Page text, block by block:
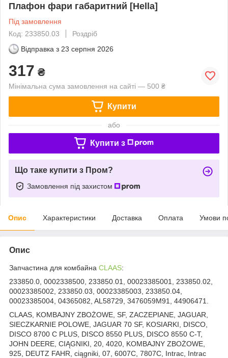
Плафон фари габаритний [Hella]
Під замовлення
Код: 233850.03
Роздріб
Відправка з 23 серпня 2026
317 ₴
Мінімальна сума замовлення на сайті — 500 ₴
Купити
або
Купити з
Що таке купити з Пром?
Замовлення під захистом
Опис Характеристики Доставка Оплата Умови
Опис
Запчастина для комбайна CLAAS:
233850.0, 0002338500, 233850.01, 00023385001, 233850.02,
00023385002, 233850.03, 00023385003, 233850.04,
00023385004, 04365082, AL58729, 3476059M91, 44906471.
CLAAS, KOMBAJNY ZBOŻOWE, SF, ZACZEPIANE, JAGUAR,
SIECZKARNIE POLOWE, JAGUAR 70 SF, KOSIARKI, DISCO,
DISCO 8700 C PLUS, DISCO 8550 PLUS, DISCO 8550 C-T,
JOHN DEERE, CIĄGNIKI, 20, 4020, KOMBAJNY ZBOŻOWE,
925, DEUTZ FAHR, ciągniki, 07, 6007C, 7807C, Intrac, Intrac